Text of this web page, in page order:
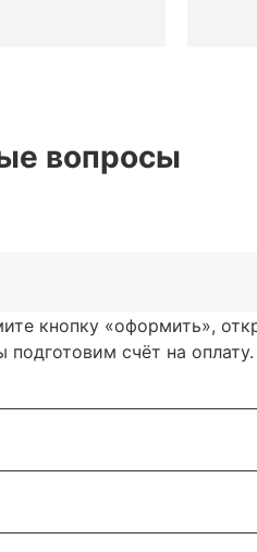
вопросы
кнопку «оформить»,
счёт на
детали.